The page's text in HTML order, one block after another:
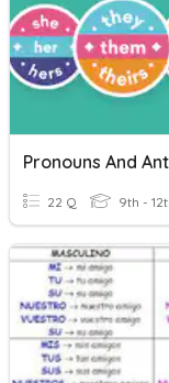
22 Q 9th -